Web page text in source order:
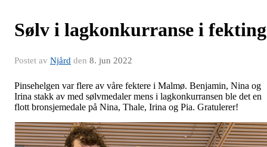
Sølv i lagkonkurranse i fekting
Postet av Njård den 8. jun 2022
Pinsehelgen var flere av våre fektere i Malmø. Benjamin, Nina og
Irina stakk av med sølvmedaler mens i lagkonkurransen ble det en
flott bronsjemedale på Nina, Thale, Irina og Pia. Gratulerer!